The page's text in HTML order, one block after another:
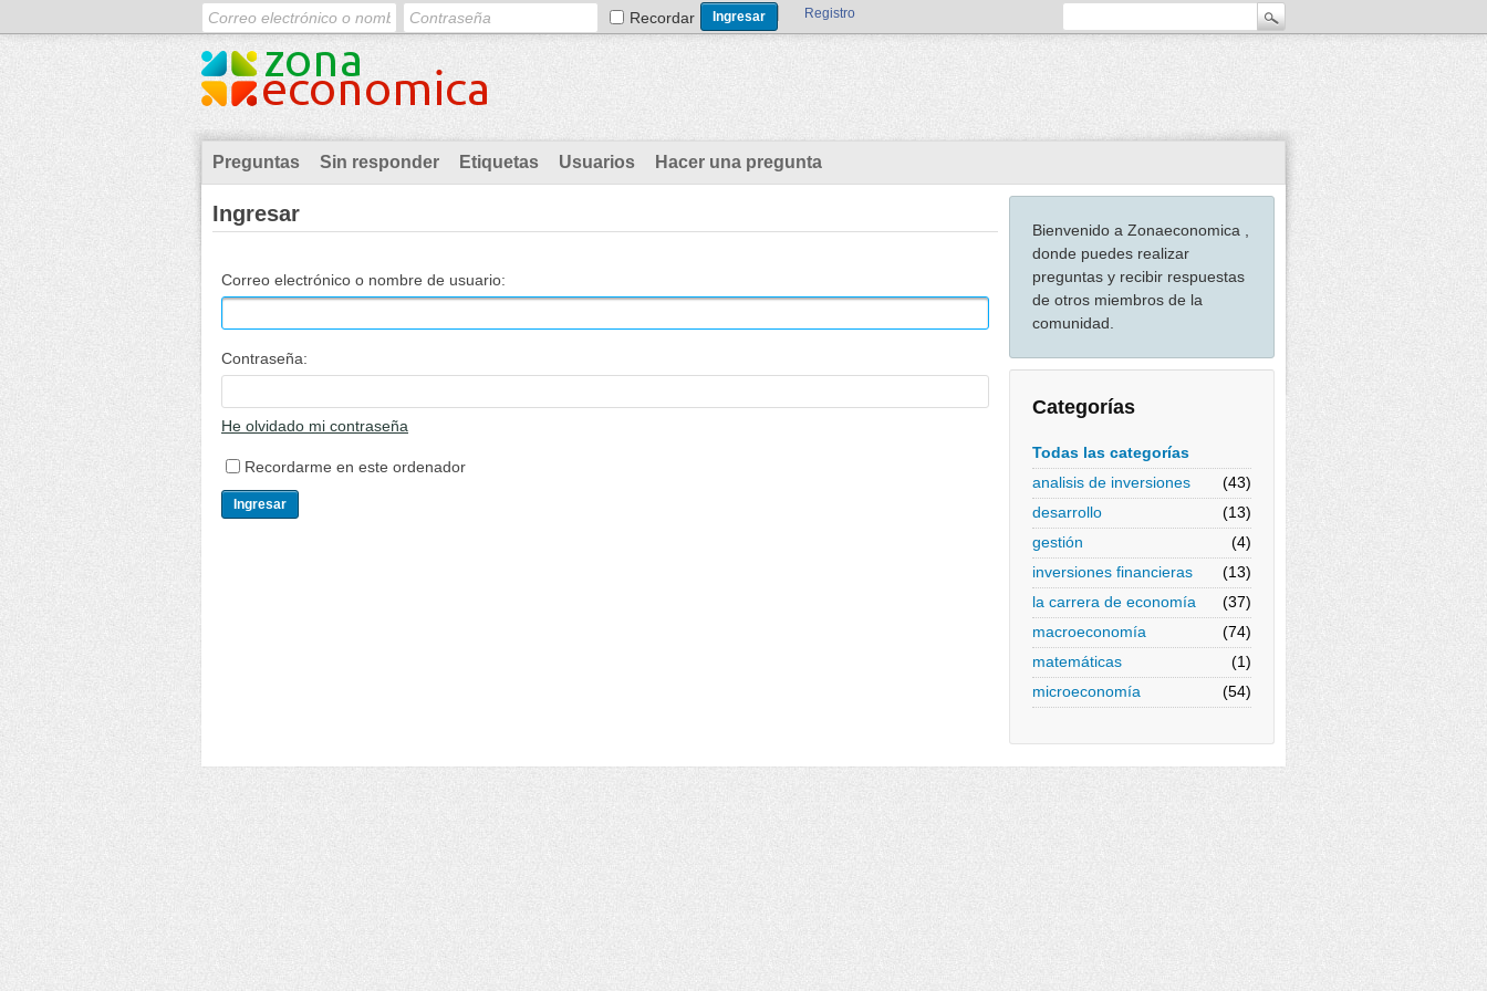
Recordar Registro
Preguntas Sin responder Etiquetas Usuarios Hacer una pregunta
Bienvenido a Zonaeconomica ,
donde puedes realizar
preguntas y recibir respuestas
de otros miembros de la
comunidad.
Categorías
Todas las categorías
analisis de inversiones
(43)
desarrollo
(13)
gestión
(4)
inversiones financieras
(13)
la carrera de economía
(37)
macroeconomía
(74)
matemáticas
(1)
microeconomía
(54)
Ingresar
Correo electrónico o nombre de usuario:
Contraseña:
He olvidado mi contraseña
Recordarme en este ordenador